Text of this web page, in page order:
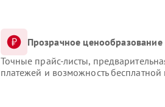
Прозрачное ценообразование
Точные прайс-листы,
платежей и возможность